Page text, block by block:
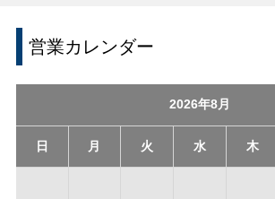
営業カレンダー
2026年8月
日 月 火 水 木